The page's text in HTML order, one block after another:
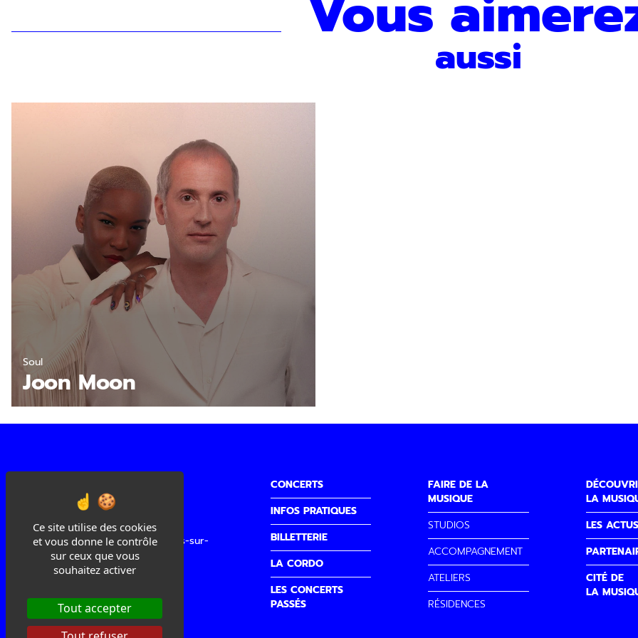
Ce site utilise des cookies
et vous donne le contrôle
sur ceux que vous
souhaitez activer
Tout accepter
aussi
Soul
Joon Moon
En savoir plus
Cité de la Musique
3 quai Sainte Claire, 26100 Romans-sur-
04 75 02 00 40
accueilbilletterie@lacordo.com
CONCERTS
INFOS PRATIQUES
BILLETTERIE
LA CORDO
LES CONCERTS
PASSÉS
FAIRE DE LA
MUSIQUE
STUDIOS
ACCOMPAGNEMENT
ATELIERS
RÉSIDENCES
LA
LES ACTUS
CITÉ DE
LA